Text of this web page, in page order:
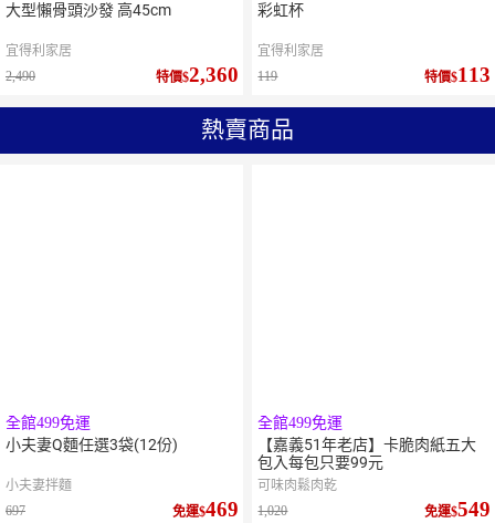
大型懶骨頭沙發 高45cm
宜得利家居
2,490
特價 2,360
彩虹杯
宜得利家居
119
特價 113
熱賣商品
全館499免運
小夫妻Q麵任選3袋(12份)
小夫妻拌麵
697
免運 469
全館499免運
【嘉義51年老店】卡脆肉紙五大
包入每包只要99元
可味肉鬆肉乾
1,020
免運 549